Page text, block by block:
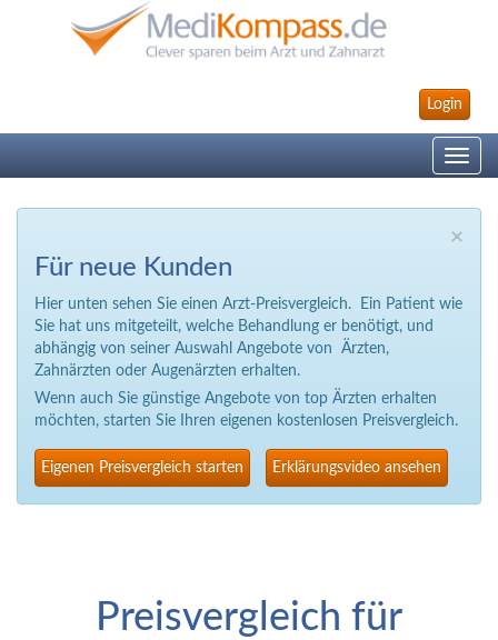
Login
Toggle
×
Für neue Kunden
Hier unten sehen Sie einen Arzt-Preisvergleich. Ein Patient wie
Sie hat uns mitgeteilt, welche Behandlung er benötigt, und
abhängig von seiner Auswahl Angebote von Ärzten,
Zahnärzten oder Augenärzten erhalten.
Wenn auch Sie günstige Angebote von top Ärzten erhalten
möchten, starten Sie Ihren eigenen kostenlosen Preisvergleich.
Eigenen Preisvergleich starten Erklärungsvideo ansehen
Preisvergleich für